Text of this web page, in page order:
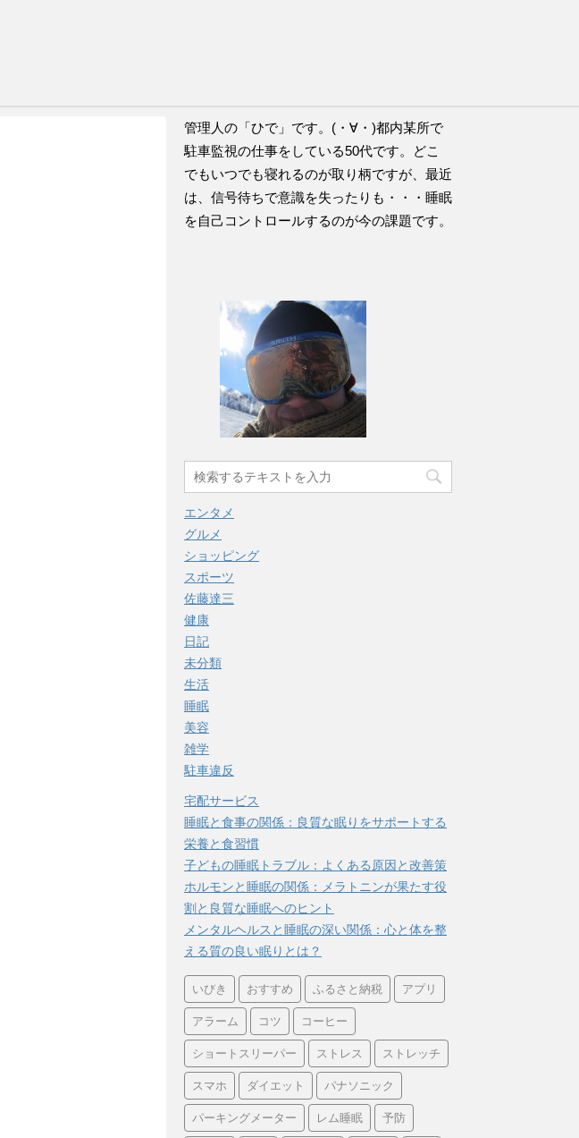
村雅代コーチのこの言葉が好きです。
管理人の「ひで」です。(・∀・)都内某所で
駐車監視の仕事をしている50代です。どこ
でもいつでも寝れるのが取り柄ですが、最近
は、信号待ちで意識を失ったりも・・・睡眠
を自己コントロールするのが今の課題です。
エンタメ
グルメ
ショッピング
スポーツ
佐藤達三
健康
日記
未分類
生活
睡眠
美容
雑学
駐車違反
宅配サービス
睡眠と食事の関係：良質な眠りをサポートする
栄養と食習慣
子どもの睡眠トラブル：よくある原因と改善策
ホルモンと睡眠の関係：メラトニンが果たす役
割と良質な睡眠へのヒント
メンタルヘルスと睡眠の深い関係：心と体を整
える質の良い眠りとは？
いびき おすすめ ふるさと納税 アプリ
アラーム コツ コーヒー
ショートスリーパー ストレス ストレッチ
スマホ ダイエット パナソニック
パーキングメーター レム睡眠 予防